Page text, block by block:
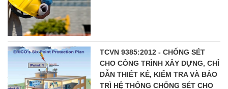
TCVN 9385:2012 - CHỐNG SÉT
CHO CÔNG TRÌNH XÂY DỰNG, CHỈ
DẪN THIẾT KẾ, KIỂM TRA VÀ BẢO
TRÌ HỆ THỐNG CHỐNG SÉT CHO